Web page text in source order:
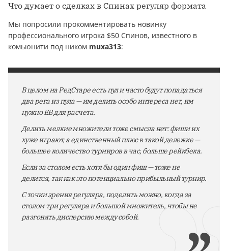
Что думает о сделках в Спинах регуляр формата
Мы попросили прокомментировать новинку
профессионального игрока $50 Спинов, известного в
комьюнити под ником muxa313:
В целом на РедСтаре есть пул и часто будут попадаться
два рега из пула — им делить особо интереса нет, им
нужно ЕВ для расчета.
Делить мелкие множители тоже смысла нет: фиши их
хуже играют, а единственный плюс в такой дележке —
большее количество турниров в час, больше рейкбека.
Если за столом есть хотя бы один фиш — тоже не
делится, так как это потенциально прибыльный турнир.
С точки зрения регуляра, поделить можно, когда за
столом три регуляра и большой множитель, чтобы не
разгонять дисперсию между собой.